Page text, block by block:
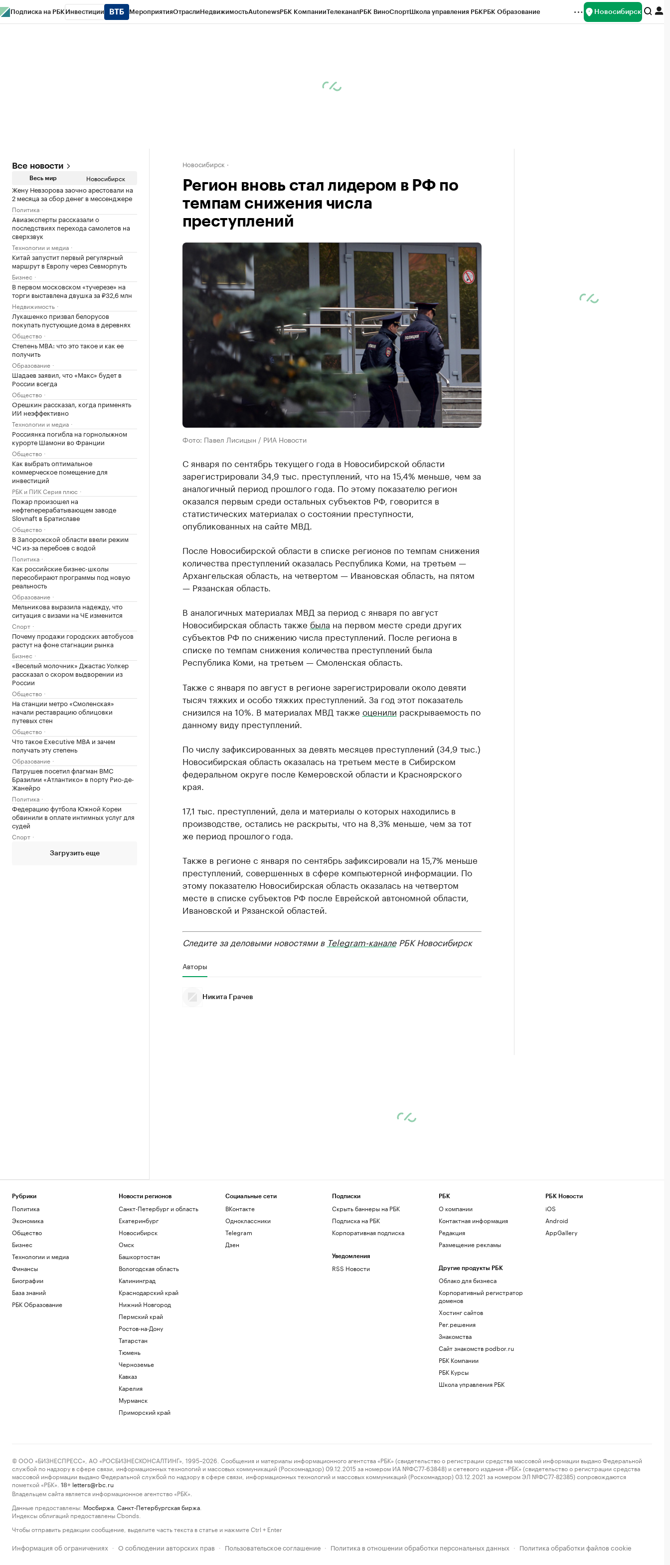
Подписка на РБК Инвестиции МероприятияОтраслиНедвижимостьAutonewsРБК КомпанииТелеканалРБК ВиноСпортШкола управления РБКРБК Образование Новосибирск
Все новости
Весь мир Новосибирск
Жену Невзорова заочно арестовали на
2 месяца за сбор денег в мессенджере
Политика
Авиаэксперты рассказали о
последствиях перехода самолетов на
сверхзвук
Технологии и медиа
Китай запустит первый регулярный
маршрут в Европу через Севморпуть
Бизнес
В первом московском «тучерезе» на
торги выставлена двушка за ₽32,6 млн
Недвижимость
Лукашенко призвал белорусов
покупать пустующие дома в деревнях
Общество
Степень MBA: что это такое и как ее
получить
Образование
Шадаев заявил, что «Макс» будет в
России всегда
Общество
Орешкин рассказал, когда применять
ИИ неэффективно
Технологии и медиа
Россиянка погибла на горнолыжном
курорте Шамони во Франции
Общество
Как выбрать оптимальное
коммерческое помещение для
инвестиций
РБК и ПИК Серия плюс
Пожар произошел на
нефтеперерабатывающем заводе
Slovnaft в Братиславе
Общество
В Запорожской области ввели режим
ЧС из-за перебоев с водой
Политика
Как российские бизнес-школы
пересобирают программы под новую
реальность
Образование
Мельникова выразила надежду, что
ситуация с визами на ЧЕ изменится
Спорт
Почему продажи городских автобусов
растут на фоне стагнации рынка
Бизнес
«Веселый молочник» Джастас Уолкер
рассказал о скором выдворении из
России
Общество
На станции метро «Смоленская»
начали реставрацию облицовки
путевых стен
Общество
Что такое Executive MBA и зачем
получать эту степень
Образование
Патрушев посетил флагман ВМС
Бразилии «Атлантико» в порту Рио-де-
Жанейро
Политика
Федерацию футбола Южной Кореи
обвинили в оплате интимных услуг для
судей
Спорт
Загрузить еще
Новосибирск
Регион вновь стал лидером в РФ по
темпам снижения числа
преступлений
Фото: Павел Лисицын / РИА Новости
С января по сентябрь текущего года в Новосибирской области
зарегистрировали 34,9 тыс. преступлений, что на 15,4% меньше, чем за
аналогичный период прошлого года. По этому показателю регион
оказался первым среди остальных субъектов РФ, говорится в
статистических материалах о состоянии преступности,
опубликованных на сайте МВД.
После Новосибирской области в списке регионов по темпам снижения
количества преступлений оказалась Республика Коми, на третьем —
Архангельская область, на четвертом — Ивановская область, на пятом
— Рязанская область.
В аналогичных материалах МВД за период с января по август
Новосибирская область также была на первом месте среди других
субъектов РФ по снижению числа преступлений. После региона в
списке по темпам снижения количества преступлений была
Республика Коми, на третьем — Смоленская область.
Также с января по август в регионе зарегистрировали около девяти
тысяч тяжких и особо тяжких преступлений. За год этот показатель
снизился на 10%. В материалах МВД также оценили раскрываемость по
данному виду преступлений.
По числу зафиксированных за девять месяцев преступлений (34,9 тыс.)
Новосибирская область оказалась на третьем месте в Сибирском
федеральном округе после Кемеровской области и Красноярского
края.
17,1 тыс. преступлений, дела и материалы о которых находились в
производстве, остались не раскрыты, что на 8,3% меньше, чем за тот
же период прошлого года.
Также в регионе с января по сентябрь зафиксировали на 15,7% меньше
преступлений, совершенных в сфере компьютерной информации. По
этому показателю Новосибирская область оказалась на четвертом
месте в списке субъектов РФ после Еврейской автономной области,
Ивановской и Рязанской областей.
Следите за деловыми новостями в Telegram-каналеРБК Новосибирск
Авторы
Никита Грачев
Рубрики
Политика
Экономика
Общество
Бизнес
Технологии и медиа
Финансы
Биографии
База знаний
РБК Образование
Новости регионов
Санкт-Петербург и область
Екатеринбург
Новосибирск
Омск
Башкортостан
Вологодская область
Калининград
Краснодарский край
Нижний Новгород
Пермский край
Ростов-на-Дону
Татарстан
Тюмень
Черноземье
Кавказ
Карелия
Мурманск
Приморский край
Социальные сети
ВКонтакте
Одноклассники
Telegram
Дзен
Подписки
Скрыть баннеры на РБК
Подписка на РБК
Корпоративная подписка
Уведомления
RSS Новости
РБК
О компании
Контактная информация
Редакция
Размещение рекламы
Другие продукты РБК
Облако для бизнеса
Корпоративный регистратор
доменов
Хостинг сайтов
Рег.решения
Знакомства
Сайт знакомств podbor.ru
РБК Компании
РБК Курсы
Школа управления РБК
РБК Новости
iOS
Android
AppGallery
© ООО «БИЗНЕСПРЕСС», АО «РОСБИЗНЕСКОНСАЛТИНГ», 1995–2026. Сообщения и материалы информационного агентства «РБК» (свидетельство о регистрации средства массовой информации выдано Федеральной
службой по надзору в сфере связи, информационных технологий и массовых коммуникаций (Роскомнадзор) 09.12.2015 за номером ИА №ФС77-63848) и сетевого издания «РБК» (свидетельство о регистрации средства
массовой информации выдано Федеральной службой по надзору в сфере связи, информационных технологий и массовых коммуникаций (Роскомнадзор) 03.12.2021 за номером ЭЛ №ФС77-82385) сопровождаются
пометкой «РБК».
18+ letters@rbc.ru
Владельцем сайта является информационное агентство «РБК».
Данные предоставлены: Мосбиржа Санкт-Петербургская биржа
Индексы облигаций предоставлены Cbonds.
Чтобы отправить редакции сообщение, выделите часть текста в статье и нажмите Ctrl + Enter
Информация об ограничениях · О соблюдении авторских прав · Пользовательское соглашение · Политика в отношении обработки персональных данных · Политика обработки файлов cookie